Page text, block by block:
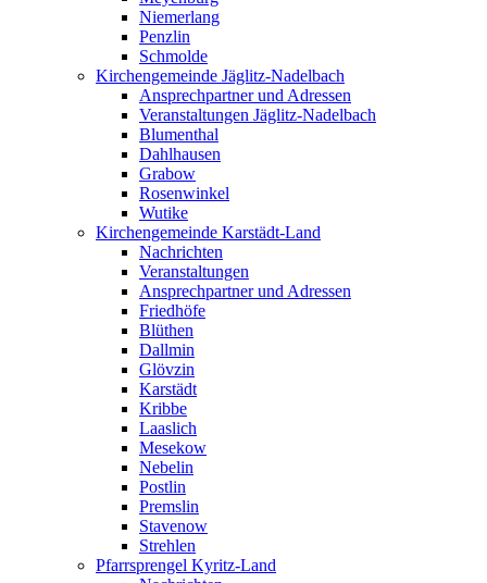
Niemerlang
Penzlin
Schmolde
Kirchengemeinde Jäglitz-Nadelbach
Ansprechpartner und Adressen
Veranstaltungen Jäglitz-Nadelbach
Blumenthal
Dahlhausen
Grabow
Rosenwinkel
Wutike
Kirchengemeinde Karstädt-Land
Nachrichten
Veranstaltungen
Ansprechpartner und Adressen
Friedhöfe
Blüthen
Dallmin
Glövzin
Karstädt
Kribbe
Laaslich
Mesekow
Nebelin
Postlin
Premslin
Stavenow
Strehlen
Pfarrsprengel Kyritz-Land